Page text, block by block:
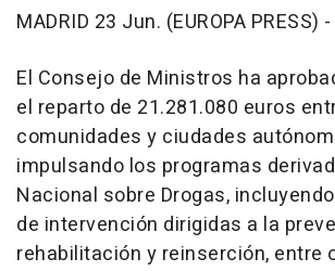
MADRID 23 Jun. (EUROPA PRESS) -
El Consejo de Ministros ha
el reparto de 21.281.080 euros
comunidades y ciudades
impulsando los programas
Nacional sobre Drogas,
de intervención dirigidas a la
rehabilitación y reinserción, entre